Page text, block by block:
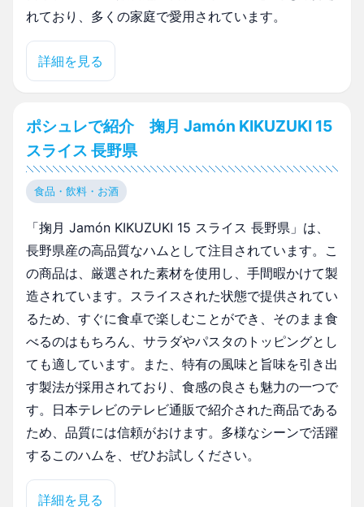
れており、多くの家庭で愛用されています。
詳細を見る
ポシュレで紹介 掬月 Jamón KIKUZUKI 15
スライス 長野県
食品・飲料・お酒
「掬月 Jamón KIKUZUKI 15 スライス 長野県」は、
長野県産の高品質なハムとして注目されています。こ
の商品は、厳選された素材を使用し、手間暇かけて製
造されています。スライスされた状態で提供されてい
るため、すぐに食卓で楽しむことができ、そのまま食
べるのはもちろん、サラダやパスタのトッピングとし
ても適しています。また、特有の風味と旨味を引き出
す製法が採用されており、食感の良さも魅力の一つで
す。日本テレビのテレビ通販で紹介された商品である
ため、品質には信頼がおけます。多様なシーンで活躍
するこのハムを、ぜひお試しください。
詳細を見る